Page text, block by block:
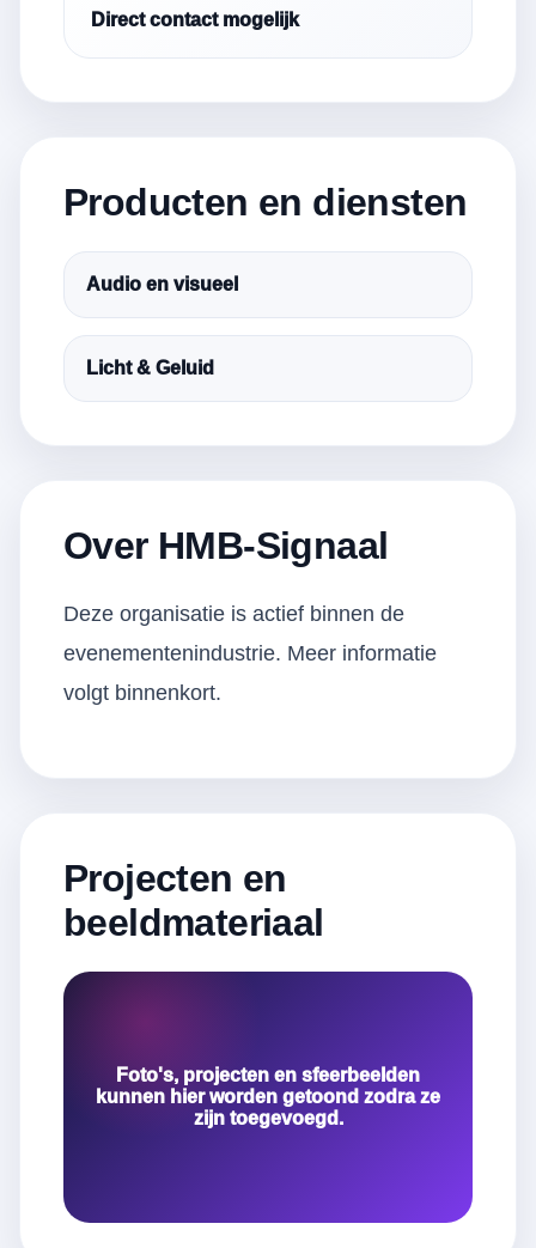
Direct contact mogelijk
Producten en diensten
Audio en visueel
Licht & Geluid
Over HMB-Signaal
Deze organisatie is actief binnen de
evenementenindustrie. Meer informatie
volgt binnenkort.
Projecten en
beeldmateriaal
Foto's, projecten en sfeerbeelden
kunnen hier worden getoond zodra ze
zijn toegevoegd.